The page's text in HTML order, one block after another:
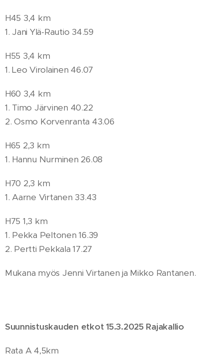
H45 3,4 km
1. Jani Ylä-Rautio 34.59
H55 3,4 km
1. Leo Virolainen 46.07
H60 3,4 km
1. Timo Järvinen 40.22
2. Osmo Korvenranta 43.06
H65 2,3 km
1. Hannu Nurminen 26.08
H70 2,3 km
1. Aarne Virtanen 33.43
H75 1,3 km
1. Pekka Peltonen 16.39
2. Pertti Pekkala 17.27
Mukana myös Jenni Virtanen ja Mikko Rantanen.
Suunnistuskauden etkot 15.3.2025 Rajakallio
Rata A 4,5km